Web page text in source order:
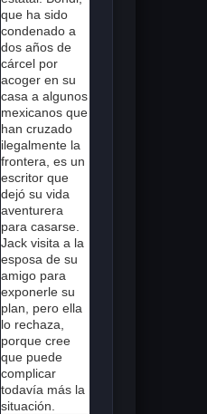
que ha sido
condenado a
dos años de
cárcel por
acoger en su
casa a algunos
mexicanos que
han cruzado
ilegalmente la
frontera, es un
escritor que
dejó su vida
aventurera
para casarse.
Jack visita a la
esposa de su
amigo para
exponerle su
plan, pero ella
lo rechaza,
porque cree
que puede
complicar
todavía más la
situación.